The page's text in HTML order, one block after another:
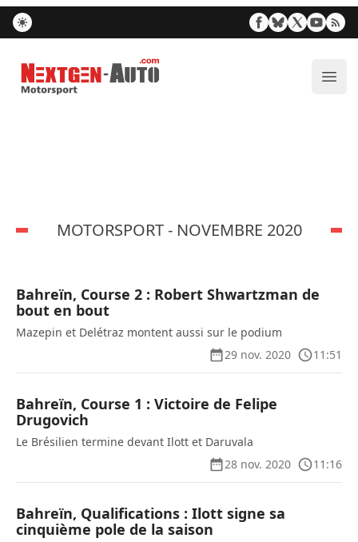
Nextgen-Auto.com
MOTORSPORT - NOVEMBRE 2020
Bahreïn, Course 2 : Robert Shwartzman de
bout en bout
Mazepin et Delétraz montent aussi sur le podium
29 nov. 2020
11:51
Bahreïn, Course 1 : Victoire de Felipe
Drugovich
Le Brésilien termine devant Ilott et Daruvala
28 nov. 2020
11:16
Bahreïn, Qualifications : Ilott signe sa
cinquième pole de la saison